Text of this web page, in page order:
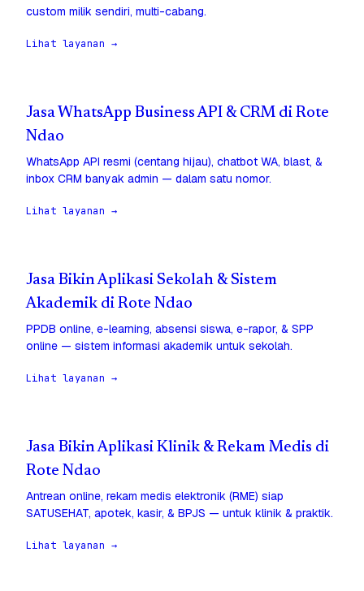
custom milik sendiri, multi-cabang.
Lihat layanan →
Jasa WhatsApp Business API & CRM di Rote
Ndao
WhatsApp API resmi (centang hijau), chatbot WA, blast, &
inbox CRM banyak admin — dalam satu nomor.
Lihat layanan →
Jasa Bikin Aplikasi Sekolah & Sistem
Akademik di Rote Ndao
PPDB online, e-learning, absensi siswa, e-rapor, & SPP
online — sistem informasi akademik untuk sekolah.
Lihat layanan →
Jasa Bikin Aplikasi Klinik & Rekam Medis di
Rote Ndao
Antrean online, rekam medis elektronik (RME) siap
SATUSEHAT, apotek, kasir, & BPJS — untuk klinik & praktik.
Lihat layanan →